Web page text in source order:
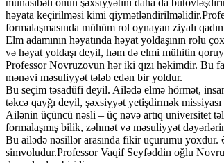
həyata keçirilməsi kimi
formalaşmasında mühüm rol oynayan ziyalı
Elm adamının həyatında həyat yoldaşının rolu
və həyat yoldaşı deyil, həm də elmi mühitin
Professor Novruzovun hər iki qızı həkimdir. Bu
mənəvi məsuliyyət tələb edən bir yoldur.
Bu seçim təsadüfi deyil. Ailədə elmə hörmət,
təkcə qayğı deyil, şəxsiyyət yetişdirmək
Ailənin üçüncü nəsli – üç nəvə artıq universitet
formalaşmış bilik, zəhmət və məsuliyyət
Bu ailədə nəsillər arasında fikir uçurumu
simvoludur.Professor Vaqif Seyfəddin oğlu